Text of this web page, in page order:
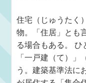
住宅（じゅうたく
物。「住居」とも
る場合もある。 ひ
「一戸建（て）
う。建築基準法に